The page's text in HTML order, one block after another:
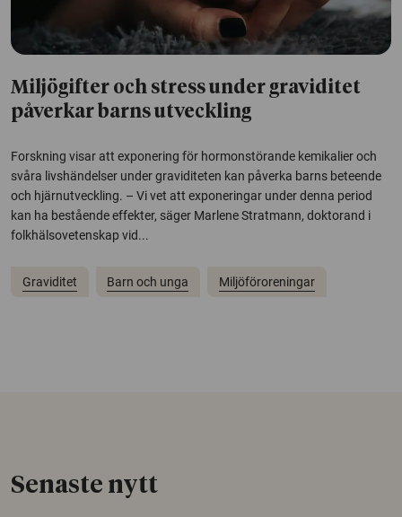
Miljögifter och stress under graviditet
påverkar barns utveckling
Forskning visar att exponering för hormonstörande kemikalier och
svåra livshändelser under graviditeten kan påverka barns beteende
och hjärnutveckling. – Vi vet att exponeringar under denna period
kan ha bestående effekter, säger Marlene Stratmann, doktorand i
folkhälsovetenskap vid...
Graviditet Barn och unga Miljöföroreningar
Senaste nytt